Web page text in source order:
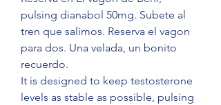
pulsing dianabol 50mg. Subete al
tren que salimos. Reserva el vagon
para dos. Una velada, un bonito
recuerdo.
It is designed to keep testosterone
levels as stable as possible, pulsing